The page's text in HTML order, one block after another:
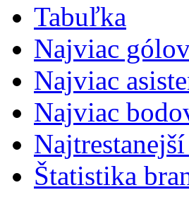
Tabuľka
Najviac
Najviac
Najviac
Štatistika